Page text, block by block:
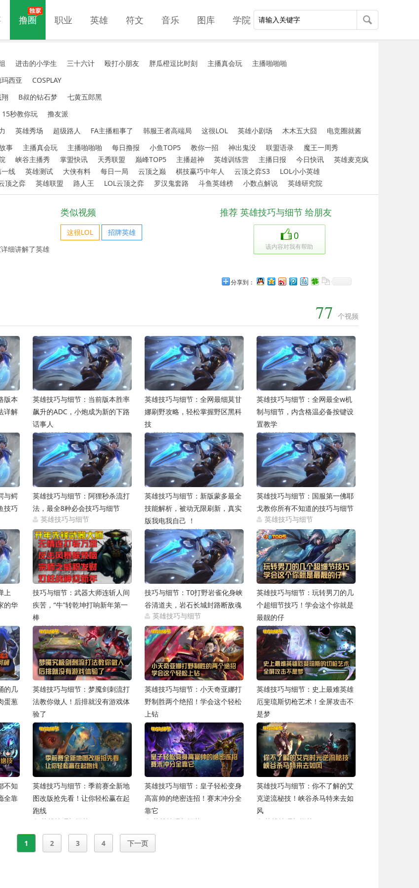
撸圈 职业 英雄 符文 音乐 图库 学院
进击的小学生 三十六计 殴打小朋友 胖瓜橙逗比时刻 主播真会玩
主播啪啪啪
西亚
COSPLAY
B叔的钻石梦
七黄五郎黑
15秒教你玩
撸友派
英雄秀场 超级路人 FA主播粗事了 韩服王者高端局 这很LOL 英雄小剧场 木木五大囧
电竞圈就酱
事 主播真会玩 主播啪啪啪 每日撸报 小鱼TOP5 教你一招 神出鬼没 联盟语录
魔王一周秀
峡谷主播秀 掌盟快讯 天秀联盟 巅峰TOP5 主播超神 英雄训练营 主播日报 今日快讯
英雄麦克疯
线 英雄测试 大侠有料 每日一局 云顶之巅 棋技赢巧中年人 云顶之弈S3
LOL小小英雄
顶之弈 英雄联盟 路人王 LOL云顶之弈 罗汉鬼套路 斗鱼英雄榜 小数点解说 英雄研究院
细讲解了英雄
类似视频
这很LOL 招牌英雄
推荐 英雄技巧与细节 给朋友
0
该内容对我有帮助
分享到：
77 个视频
版本
详解
27
英雄技巧与细节：当前版本胜率
飙升的ADC，小炮成为新的下路
话事人
英雄技巧与细节
2021-05-27
英雄技巧与细节：全网最细莫甘
娜刷野攻略，轻松掌握野区黑科
技
英雄技巧与细节
2021-05-27
英雄技巧与细节：全网最全w机
制与细节，内含格温必备按键设
置教学
英雄技巧与细节
2021-05-27
与鳄
技巧
27
英雄技巧与细节：阿狸秒杀流打
法，最全8种必会技巧与细节
英雄技巧与细节
2021-05-27
英雄技巧与细节：新版蒙多最全
技能解析，被动无限刷新，真实
版我电我自己 ！
英雄技巧与细节
2021-05-27
英雄技巧与细节：国服第一佛耶
戈教你所有不知道的技巧与细节
英雄技巧与细节
2021-05-27
上
的华
22
技巧与细节：武器大师连斩人间
疾苦，“牛”转乾坤打响新年第一
棒
英雄技巧与细节
2021-01-11
技巧与细节：T0打野岩雀化身峡
谷清道夫，岩石长城封路断敌魂
英雄技巧与细节
2021-01-09
英雄技巧与细节：玩转男刀的几
个超细节技巧！学会这个你就是
最靓的仔
英雄技巧与细节
2020-04-02
的几
蛋葱
27
英雄技巧与细节：梦魇剑刺流打
法教你做人！后排就没有游戏体
验了
英雄技巧与细节
2020-01-10
英雄技巧与细节：小天奇亚娜打
野制胜两个绝招！学会这个轻松
上钻
英雄技巧与细节
2020-01-03
英雄技巧与细节：史上最难英雄
厄斐琉斯切枪艺术！全屏攻击不
是梦
英雄技巧与细节
2019-12-26
不知
全靠
英雄技巧与细节：季前赛全新地
图改版抢先看！让你轻松赢在起
跑线
英雄技巧与细节
英雄技巧与细节：皇子轻松变身
高富帅的绝密连招！赛末冲分全
靠它
英雄技巧与细节
英雄技巧与细节：你不了解的艾
克逆流秘技！峡谷杀马特来去如
风
英雄技巧与细节
1
2 3 4 下一页